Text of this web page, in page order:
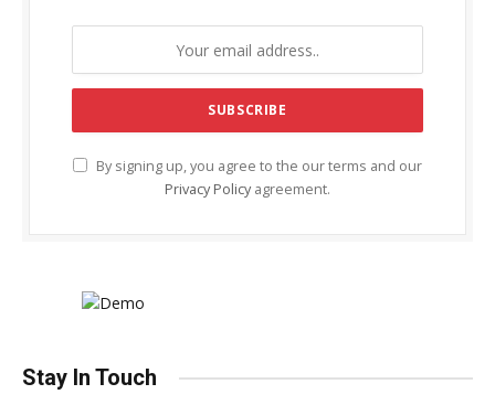
By signing up, you agree to the our terms and our
Privacy Policy agreement.
Stay In Touch